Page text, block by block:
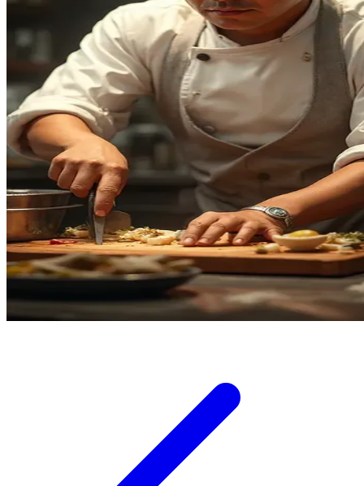
Tommee Tippee
Trunki
Tutti Bambini
Twistshake
TY Toys
U
V
Veja